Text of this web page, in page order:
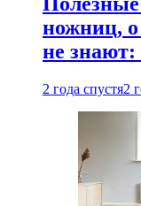
ножниц,
не знают:
2 года спустя2